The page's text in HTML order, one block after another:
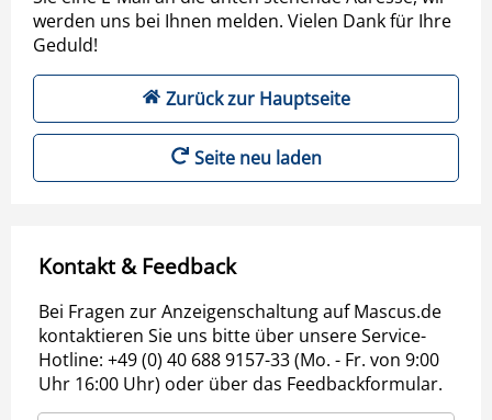
werden uns bei Ihnen melden. Vielen Dank für Ihre
Geduld!
Zurück zur Hauptseite
Seite neu laden
Kontakt & Feedback
Bei Fragen zur Anzeigenschaltung auf Mascus.de
kontaktieren Sie uns bitte über unsere Service-
Hotline: +49 (0) 40 688 9157-33 (Mo. - Fr. von 9:00
Uhr 16:00 Uhr) oder über das Feedbackformular.